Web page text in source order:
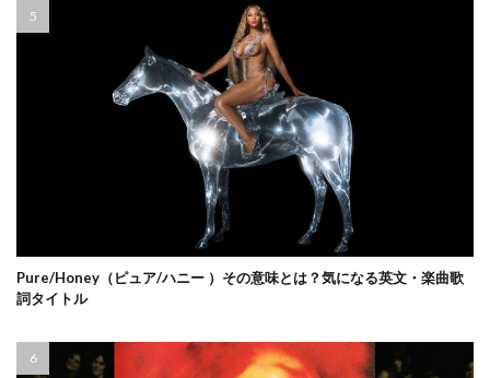
Pure/Honey（ピュア/ハニー ）その意味とは？気になる英文・楽曲歌
詞タイトル